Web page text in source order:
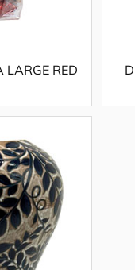
LARGE RED